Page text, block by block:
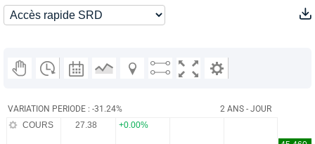
VARIATION PERIODE : -31.24% 2 ANS - JOUR
COURS 27.38 +0.00%